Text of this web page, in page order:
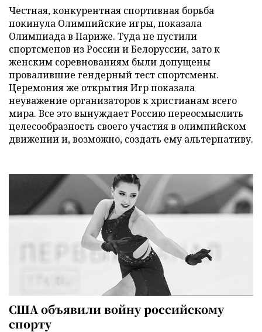
Честная, конкурентная спортивная борьба
покинула Олимпийские игры, показала
Олимпиада в Париже. Туда не пустили
спортсменов из России и Белоруссии, зато к
женским соревнованиям были допущены
провалившие гендерный тест спортсмены.
Церемония же открытия Игр показала
неуважение организаторов к христианам всего
мира. Все это вынуждает Россию переосмыслить
целесообразность своего участия в олимпийском
движении и, возможно, создать ему альтернативу.
США объявили войну российскому
спорту